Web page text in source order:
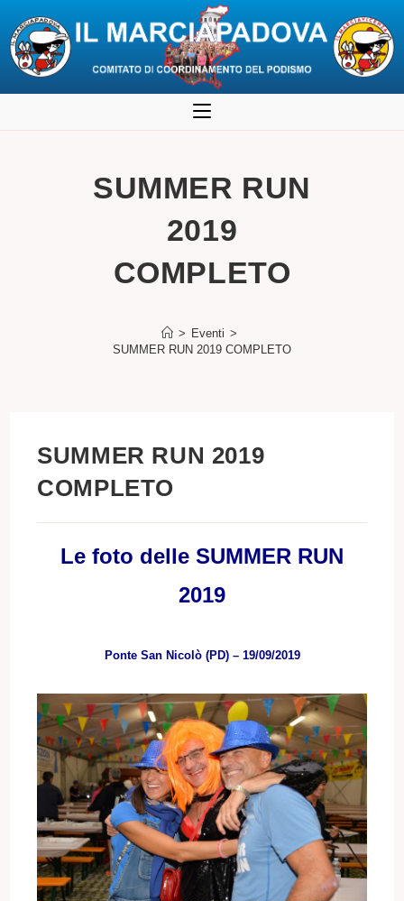
al
SUMMER RUN
2019
COMPLETO
> Eventi >
SUMMER RUN 2019 COMPLETO
SUMMER RUN 2019
COMPLETO
Le foto delle SUMMER RUN
2019
Ponte San Nicolò (PD) – 19/09/2019